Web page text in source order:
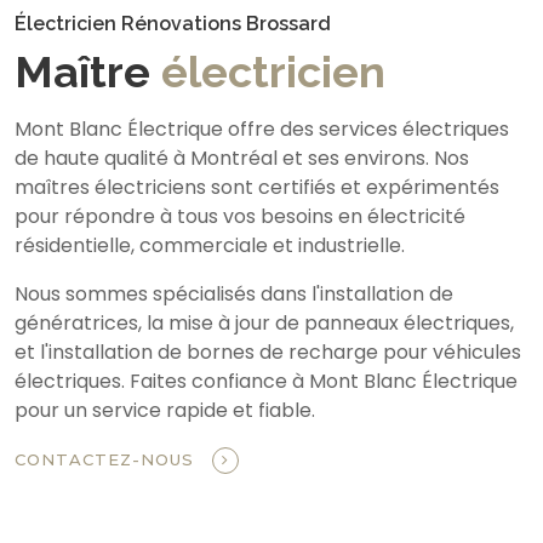
Électricien Rénovations Brossard
Maître électricien
Mont Blanc Électrique offre des services électriques
de haute qualité à Montréal et ses environs. Nos
maîtres électriciens sont certifiés et expérimentés
pour répondre à tous vos besoins en électricité
résidentielle, commerciale et industrielle.
Nous sommes spécialisés dans l'installation de
génératrices, la mise à jour de panneaux électriques,
et l'installation de bornes de recharge pour véhicules
électriques. Faites confiance à Mont Blanc Électrique
pour un service rapide et fiable.
CONTACTEZ-NOUS